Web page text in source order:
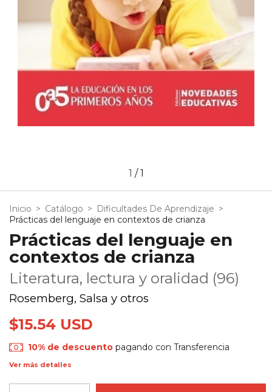
1 /1
Inicio > Catálogo > Dificultades De Aprendizaje >
Prácticas del lenguaje en contextos de crianza
Prácticas del lenguaje en
contextos de crianza
Literatura, lectura y oralidad (96)
Rosemberg, Salsa y otros
$15.54 USD
10% de descuento pagando con Transferencia
Ver más detalles